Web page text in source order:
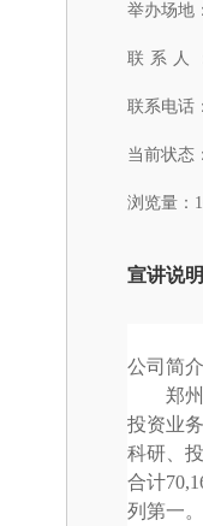
举办场地：
联系人
联系电话：
当前状态：
浏览量：
宣讲说明
公司简介
郑
投资业
科研、
合计
列第一。